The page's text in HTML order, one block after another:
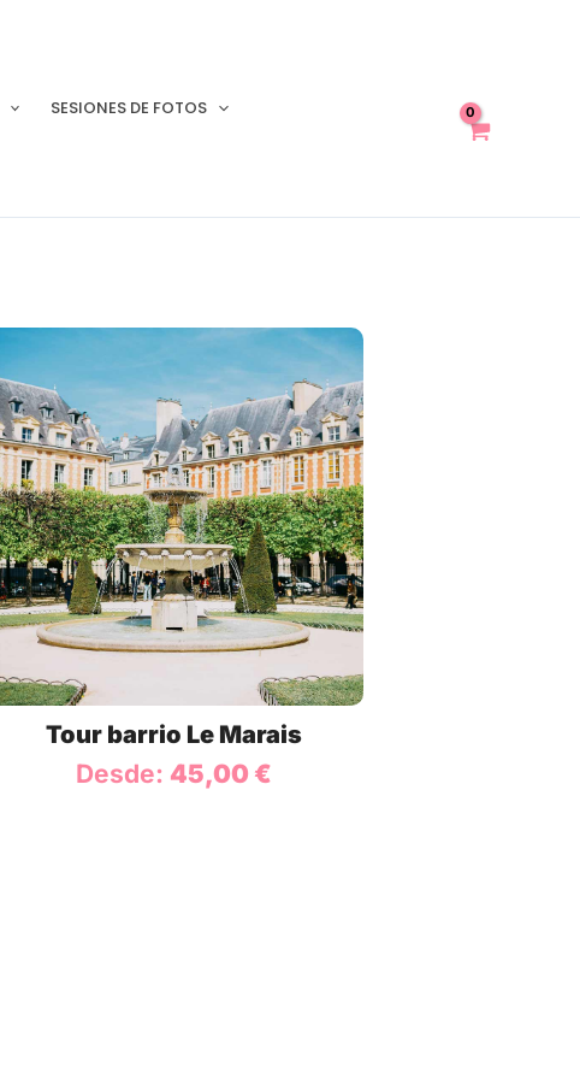
SESIONES DE FOTOS
Tour barrio Le Marais
Desde: 45,00 €